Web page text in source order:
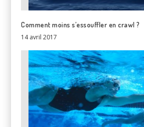
Comment moins s’essouffler en crawl ?
14 avril 2017